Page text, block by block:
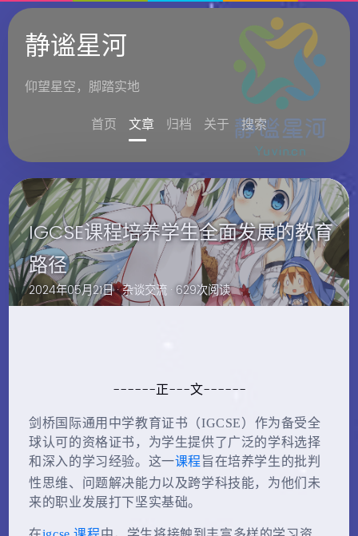
静谧星河
仰望星空，脚踏实地
首页
文章 归档 关于 搜索
IGCSE课程培养学生全面发展的教育
路径
2024年05月21日 ·杂谈交流 · 629次阅读
------正---文------
剑桥国际通用中学教育证书（IGCSE）作为备受全
球认可的资格证书，为学生提供了广泛的学科选择
和深入的学习经验。这一课程旨在培养学生的批判
性思维、问题解决能力以及跨学科技能，为他们未
来的职业发展打下坚实基础。